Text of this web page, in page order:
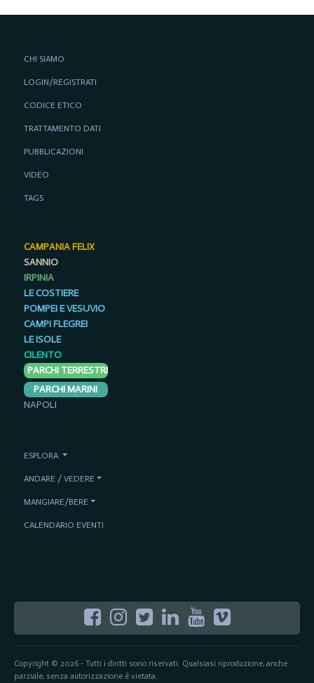
Copyright © 2026 - Tutti i diritti sono riservati. Qualsiasi riproduzione, anche
parziale, senza autorizzazione è vietata.
CHI SIAMO
LOGIN/REGISTRATI
CODICE ETICO
TRATTAMENTO DATI
PUBBLICAZIONI
VIDEO
TAGS
CAMPANIA FELIX
SANNIO
IRPINIA
LE COSTIERE
POMPEI E VESUVIO
CAMPI FLEGREI
LE ISOLE
CILENTO
PARCHI TERRESTRI
PARCHI MARINI
NAPOLI
ESPLORA
ANDARE / VEDERE
MANGIARE/BERE
CALENDARIO EVENTI